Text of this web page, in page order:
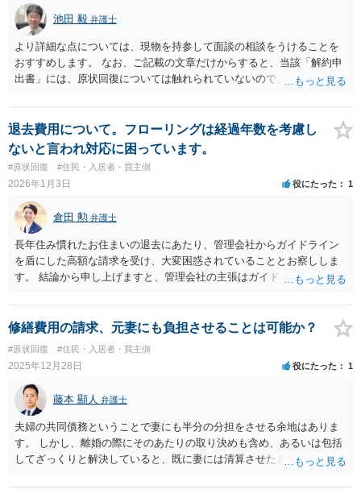
ている弁護士から探されてみてもよろしいかと思います）。
池田 毅 弁護士
より詳細な点については、現物を持参して面談の相談をうけることを
おすすめします。 なお、ご記載の文章だけからすると、当該「解約申
出書」には、原状回復については触れられていないので、特段新たな
感じます。
退去費用について。フローリングは経過年数を考慮し
ないと言われ対応に困っています。
#原状回復 #住民・入居者・買主側
2026年1月3日 役にたった 1
倉田 勲 弁護士
長年住み慣れたお住まいの退去にあたり、管理会社からガイドライン
を盾にした高額な請求を受け、大変困惑されていることとお察ししま
す。 結論から申し上げますと、管理会社の主張はガイドラインを自社
受け入れる必要はないでしょう。 管理会社が引用しているフローリン
グに関して「経過年数を考慮しない」というルールは、あくまで傷を
ピンポイントで直す「部分補修」に限った話です。今回のように「全
面貼り替え」を行う場合は、同じガイドライン（P14）のすぐ後に続
く「なお、フローリング全体にわたっての毀損によりフローリング全
体を張り替えた場合は、経過年数を考慮するのが適当である」という
注釈（なお書き）が適用されます。 したがって、6年強という入居期
間を考慮すれば、フローリングの残存価値は大きく減少しているはず
であり、全面張替えの費用をあなたが全額負担するのは、実務上の原
状回復の範囲を明らかに超えていると思われます。 対処法としては、
管理会社に対しガイドラインP14の『なお書き』を指摘して話し合わ
れることをおすすめします。
修繕費用の請求、元妻にも負担させることは可能か？
#原状回復 #住民・入居者・買主側
2025年12月28日 役にたった 1
藤本 顯人 弁護士
夫婦の共同債務ということで妻にも半分の分担をさせる余地はありま
す。 しかし、離婚の際にそのあたりの取り決めも含め、あるいは包括
してざっくりと解決していると、既に妻には清算させたという評価を
係性や養育費などの支払い漏れがないかなどの事情にもよりますが、